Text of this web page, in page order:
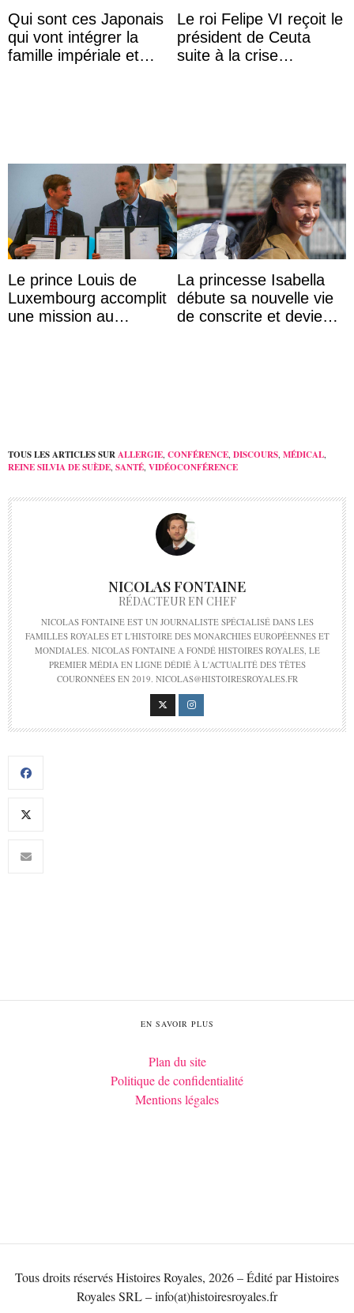
Qui sont ces Japonais
qui vont intégrer la
famille impériale et
Le roi Felipe VI reçoit le
président de Ceuta
suite à la crise
Le prince Louis de
Luxembourg accomplit
une mission au
La princesse Isabella
débute sa nouvelle vie
de conscrite et devient
TOUS LES ARTICLES SURALLERGIE, CONFÉRENCE, DISCOURS, MÉDICAL,
REINE SILVIA DE SUÈDE, SANTÉ, VIDÉOCONFÉRENCE
NICOLAS FONTAINE
RÉDACTEUR EN CHEF
NICOLAS FONTAINE EST UN JOURNALISTE SPÉCIALISÉ DANS LES
FAMILLES ROYALES ET L'HISTOIRE DES MONARCHIES EUROPÉENNES ET
MONDIALES. NICOLAS FONTAINE A FONDÉ HISTOIRES ROYALES, LE
PREMIER MÉDIA EN LIGNE DÉDIÉ À L'ACTUALITÉ DES TÊTES
COURONNÉES EN 2019. NICOLAS@HISTOIRESROYALES.FR
EN SAVOIR PLUS
Plan du site
Politique de confidentialité
Mentions légales
Tous droits réservés Histoires Royales, 2026 – Édité par Histoires
Royales SRL – info(at)histoiresroyales.fr